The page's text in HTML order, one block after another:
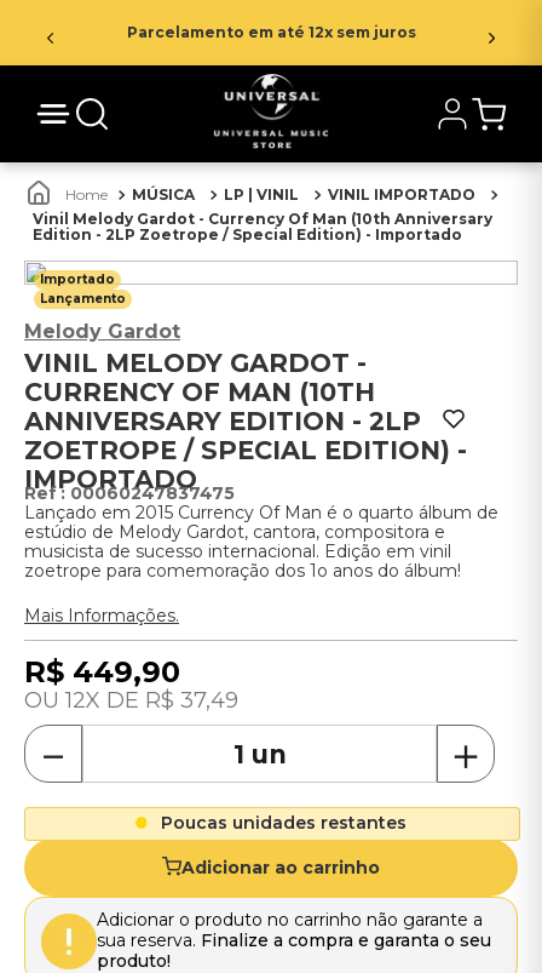
Parcelamento em até 12x sem juros
MÚSICA LP | VINIL
VINIL IMPORTADO
Vinil Melody Gardot - Currency Of Man (10th Anniversary
Edition - 2LP Zoetrope / Special Edition) - Importado
Importado
Lançamento
Melody Gardot
VINIL MELODY GARDOT -
CURRENCY OF MAN (10TH
ANNIVERSARY EDITION - 2LP
ZOETROPE / SPECIAL EDITION) -
IMPORTADO
: 00060247837475
Lançado em 2015 Currency Of Man é o quarto álbum de
estúdio de Melody Gardot, cantora, compositora e
musicista de sucesso internacional. Edição em vinil
zoetrope para comemoração dos 1o anos do álbum!
Mais Informações.
R$ 449,90
12 R$ 37,49
＋
－
Poucas unidades restantes
Adicionar ao carrinho
Adicionar o produto no carrinho não garante a
sua reserva. Finalize a compra e garanta o seu
produto!